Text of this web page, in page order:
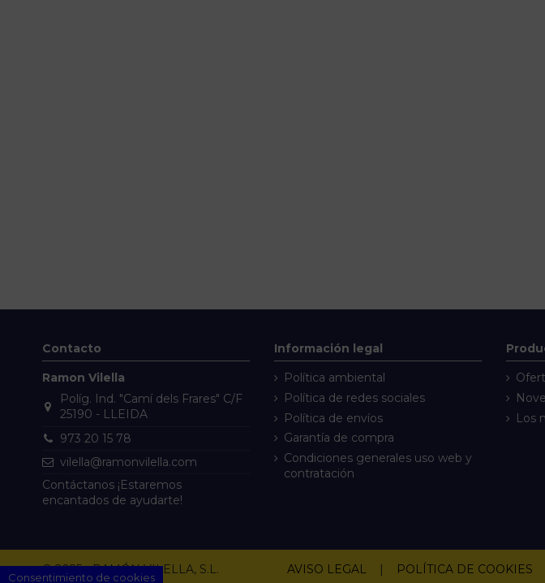
Contacto
Ramon Vilella
Políg. Ind. "Camí dels Frares" C/F
25190 - LLEIDA
973 20 15 78
vilella@ramonvilella.com
Contáctanos ¡Estaremos
encantados de ayudarte!
Información legal
Política ambiental
Política de redes sociales
Política de envíos
Garantía de compra
Condiciones generales uso web y
contratación
Los
© 2025 - RAMÓN VILELLA, S.L. AVISO LEGAL POLÍTICA DE COOKIES
Consentimiento de cookies